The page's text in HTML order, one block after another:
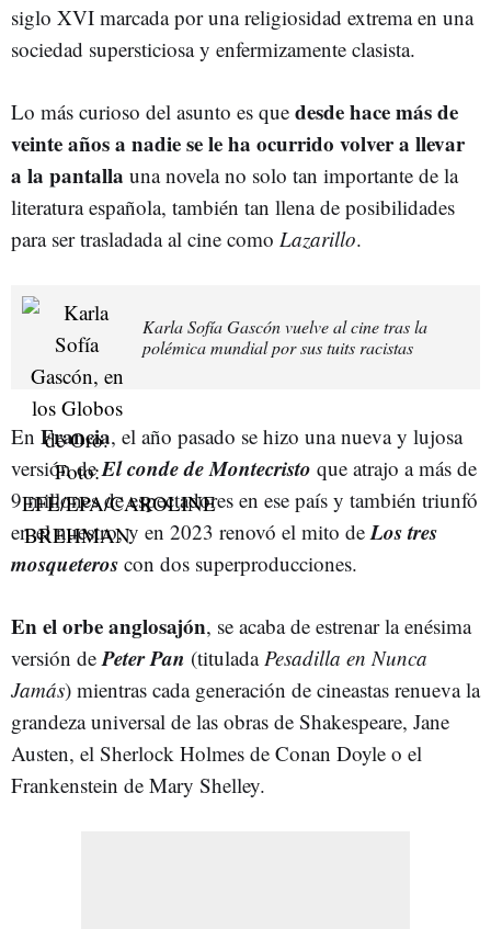
siglo XVI marcada por una religiosidad extrema en una
sociedad supersticiosa y enfermizamente clasista.
Lo más curioso del asunto es que desde hace más de
veinte años a nadie se le ha ocurrido volver a llevar
a la pantalla una novela no solo tan importante de la
literatura española, también tan llena de posibilidades
para ser trasladada al cine como Lazarillo.
Karla Sofía Gascón vuelve al cine tras la
polémica mundial por sus tuits racistas
En Francia, el año pasado se hizo una nueva y lujosa
versión deEl conde de Montecristo que atrajo a más de
9 millones de espectadores en ese país y también triunfó
en el nuestro, y en 2023 renovó el mito de Los tres
mosqueteros con dos superproducciones.
En el orbe anglosajón, se acaba de estrenar la enésima
versión de Peter Pan (titulada Pesadilla en Nunca
Jamás) mientras cada generación de cineastas renueva la
grandeza universal de las obras de Shakespeare, Jane
Austen, el Sherlock Holmes de Conan Doyle o el
Frankenstein de Mary Shelley.